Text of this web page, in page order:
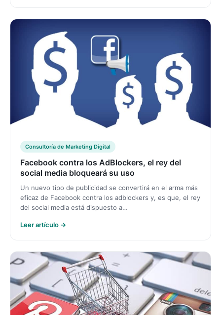
Consultoría de Marketing Digital
Facebook contra los AdBlockers, el rey del
social media bloqueará su uso
Un nuevo tipo de publicidad se convertirá en el arma más
eficaz de Facebook contra los adblockers y, es que, el rey
del social media está dispuesto a…
Leer artículo →